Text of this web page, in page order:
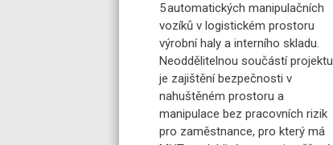
5 automatických manipulačních
vozíků v logistickém prostoru
výrobní haly a interního skladu.
Neoddělitelnou součástí projektu
je zajištění bezpečnosti v
nahuštěném prostoru a
manipulace bez pracovních rizik
pro zaměstnance, pro který má